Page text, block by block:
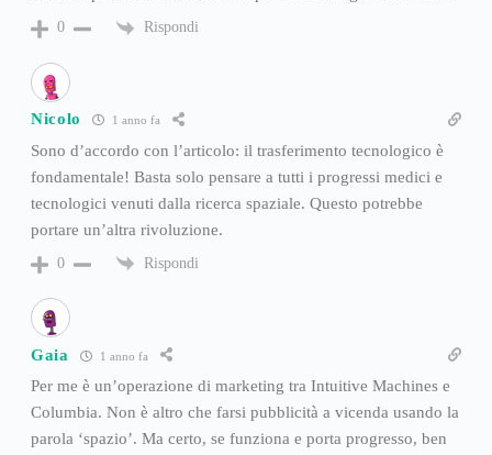
0 Rispondi
Nicolo 1 anno fa
Sono d’accordo con l’articolo: il trasferimento tecnologico è
fondamentale! Basta solo pensare a tutti i progressi medici e
tecnologici venuti dalla ricerca spaziale. Questo potrebbe
portare un’altra rivoluzione.
0 Rispondi
Gaia 1 anno fa
Per me è un’operazione di marketing tra Intuitive Machines e
Columbia. Non è altro che farsi pubblicità a vicenda usando la
parola ‘spazio’. Ma certo, se funziona e porta progresso, ben